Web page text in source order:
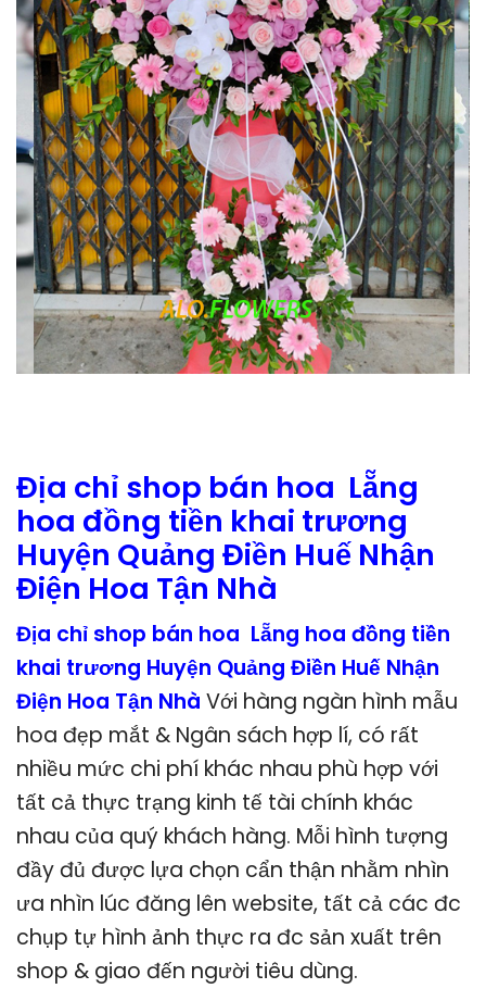
Địa chỉ shop bán hoa Lẵng
hoa đồng tiền khai trương
Huyện Quảng Điền Huế Nhận
Điện Hoa Tận Nhà
Địa chỉ shop bán hoa Lẵng hoa đồng tiền
khai trương Huyện Quảng Điền Huế Nhận
Điện Hoa Tận Nhà Với hàng ngàn hình mẫu
hoa đẹp mắt & Ngân sách hợp lí, có rất
nhiều mức chi phí khác nhau phù hợp với
tất cả thực trạng kinh tế tài chính khác
nhau của quý khách hàng. Mỗi hình tượng
đầy đủ được lựa chọn cẩn thận nhằm nhìn
ưa nhìn lúc đăng lên website, tất cả các đc
chụp tự hình ảnh thực ra đc sản xuất trên
shop & giao đến người tiêu dùng.